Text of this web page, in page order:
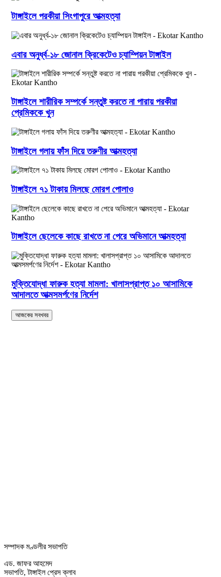
টাঙ্গাইলে পরকীয়া সিংগাপুরে আত্মহত্যা
এবার অনুর্ধ্ব-১৮ জোনাল ক্রিকেটেও চ্যাম্পিয়ন টাঙ্গাইল
টাঙ্গাইলে শারীরিক সম্পর্কে সন্তুষ্ট করতে না পারায় পরকীয়া
প্রেমিককে খুন
টাঙ্গাইলে গলায় ফাঁস দিয়ে তরুণীর আত্মহত্যা
টাঙ্গাইলে ৭১ টাকায় মিলছে মোরগ পোলাও
টাঙ্গাইলে ছেলেকে কাছে রাখতে না পেরে অভিমানে আত্মহত্যা
মুক্তিযোদ্ধা ফারুক হত্যা মামলা: খালাসপ্রাপ্ত ১০ আসামিকে
আদালতে আত্মসমর্পণের নির্দেশ
সম্পাদক মণ্ডলীর সভাপতি
এড. জাফর আহমেদ
সভাপতি, টাঙ্গাইল প্রেস ক্লাব